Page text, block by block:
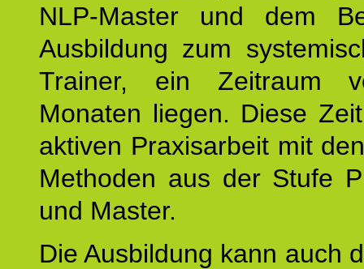
NLP-Master und dem
Ausbildung zum
Trainer, ein Zeitraum
Monaten liegen. Diese
aktiven Praxisarbeit mit
Methoden aus der Stufe
und Master.
Die Ausbildung kann auch